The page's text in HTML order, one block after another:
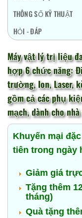
THÔNG SỐ KỸ THUẬT
HỎI - ĐÁP
Máy vật lý trị liệu
hợp 6 chức năng:
trường, Ion, Laser,
gồm cả các phụ
mạch, dành cho
Khuyến mại
tiên trong ngày
Giảm giá
Tặng thêm
tháng)
Quà tặng